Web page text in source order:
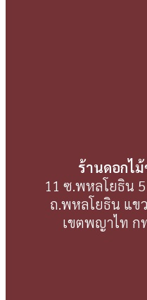
ร้านดอกไ
11 ซ.พหลโยธิน
ถ.พหลโยธิน แข
เขตพญาไท ก